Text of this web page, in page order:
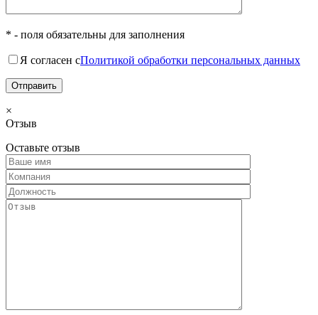
* - поля обязательны для заполнения
Я согласен сПолитикой обработки персональных данных
×
Отзыв
Оставьте отзыв